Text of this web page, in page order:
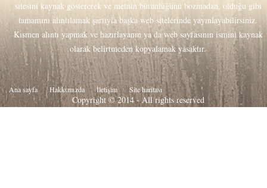
sitesini kaynak göstererek ve metnin bütünlüğünü bozmadan, olduğu gibi
tamamını alıntılamak şartıyla başka web sitelerinde yayınlayabilirsiniz.
Kısmen alıntı yapmak ve hazırlayanın ya da web sayfasının ismini kaynak
olarak belirtmeden kopyalamak yasaktır.
Ana sayfa Hakkιmιzda İletişim Site haritası
Copyright © 2014 - All rights reserved